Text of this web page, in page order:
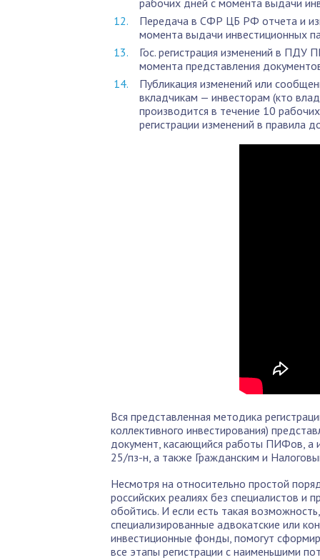
рабочих дней с момента выдачи
Передача в СФР ЦБ РФ отчета и
момента выдачи инвестиционных
Гос. регистрация изменений в
момента представления
Публикация изменений или
вкладчикам — инвесторам (кто
производится в течение 10
регистрации изменений в правила
Вся представленная методика
коллективного инвестирования)
документ, касающийся работы ПИФов,
25/пз-н, а также Гражданским и
Несмотря на относительно простой
российских реалиях без специалистов и
обойтись. И если есть такая
специализированные адвокатские или
инвестиционные фонды, помогут
все этапы регистрации с наименьшими